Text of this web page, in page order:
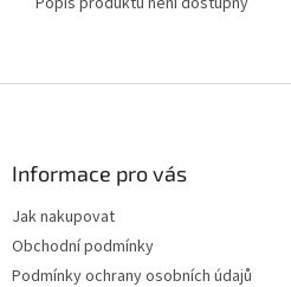
Informace pro vás
Jak nakupovat
Obchodní podmínky
Podmínky ochrany osobních údajů